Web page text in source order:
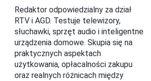
Redaktor odpowiedzialny za dział
RTV i AGD. Testuje telewizory,
słuchawki, sprzęt audio i inteligentne
urządzenia domowe. Skupia się na
praktycznych aspektach
użytkowania, opłacalności zakupu
oraz realnych różnicach między